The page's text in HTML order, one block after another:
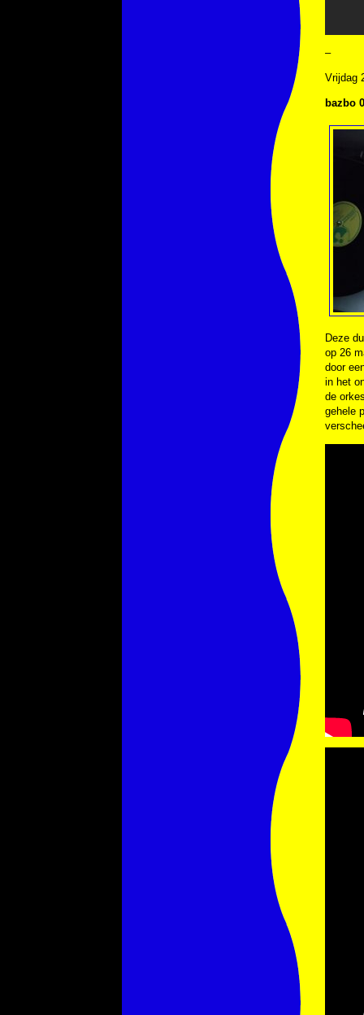
–
Vrijdag
bazbo
Deze
op 26
door
in het
de
gehele